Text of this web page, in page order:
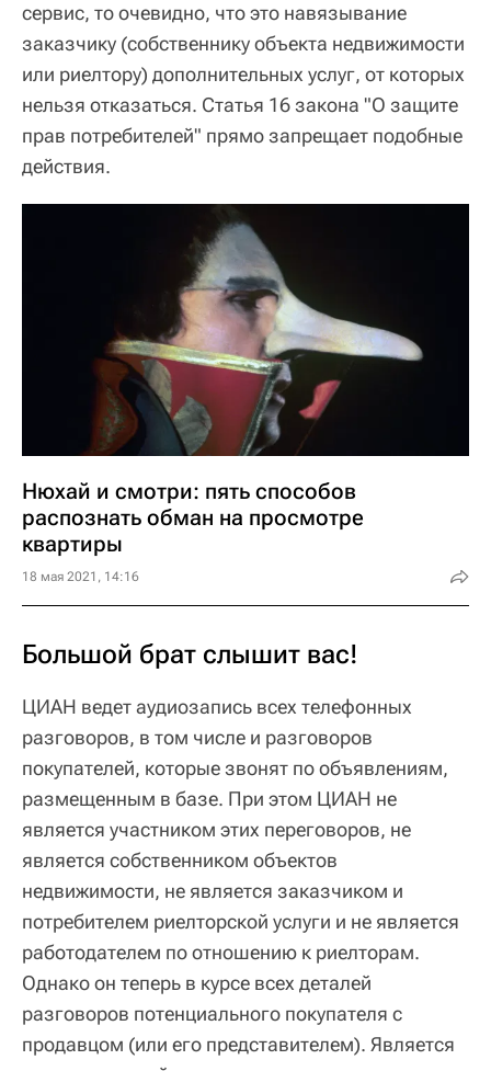
сервис, то очевидно, что это навязывание
заказчику (собственнику объекта недвижимости
или риелтору) дополнительных услуг, от которых
нельзя отказаться. Статья 16 закона "О защите
прав потребителей" прямо запрещает подобные
действия.
Нюхай и смотри: пять способов
распознать обман на просмотре
квартиры
18 мая 2021, 14:16
Большой брат слышит вас!
ЦИАН ведет аудиозапись всех телефонных
разговоров, в том числе и разговоров
покупателей, которые звонят по объявлениям,
размещенным в базе. При этом ЦИАН не
является участником этих переговоров, не
является собственником объектов
недвижимости, не является заказчиком и
потребителем риелторской услуги и не является
работодателем по отношению к риелторам.
Однако он теперь в курсе всех деталей
разговоров потенциального покупателя с
продавцом (или его представителем). Является